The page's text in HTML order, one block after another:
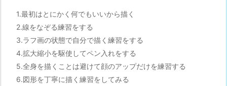
1.最初はとにかく何でもいいから描く
2.線をなぞる練習をする
3.ラフ画の状態で自分で描く練習をする
4.拡大縮小を駆使してペン入れをする
5.全身を描くことは避けて顔のアップだけを練習する
6.図形を丁寧に描く練習をしてみる